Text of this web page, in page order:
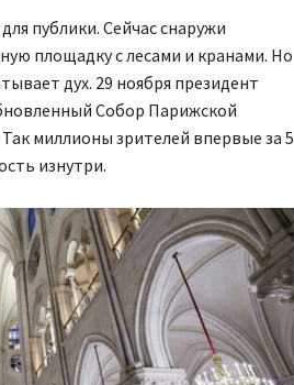
публики. Сейчас снаружи
площадку с лесами и кранами. Но
дух. 29 ноября президент
Собор Парижской
миллионы зрителей впервые за 5
изнутри.